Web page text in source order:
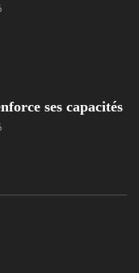
ses capacités